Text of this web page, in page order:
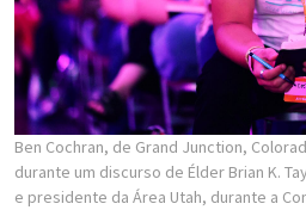
Ben Cochran, de Grand Junction,
durante um discurso de Élder Brian K.
e presidente da Área Utah, durante a